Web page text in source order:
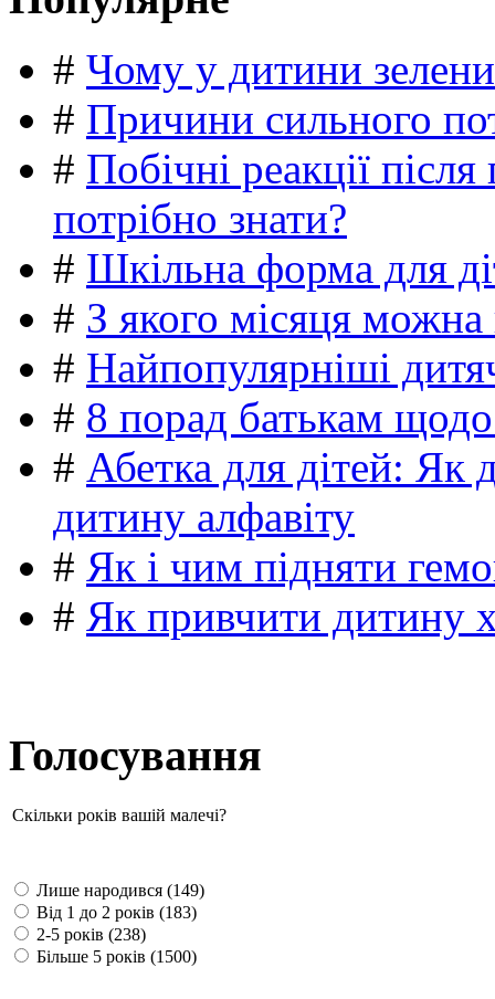
# Чому у дитини
# Причини сильного
# Побічні реакції
потрібно знати?
# Шкільна форма для
# З якого місяця можна
# Найпопулярніші
# 8 порад батькам
# Абетка для дітей: Як
дитину алфавіту
# Як і чим підняти
# Як привчити дитину
Голосування
Скільки років вашій малечі?
Лише народився (149)
Від 1 до 2 років (183)
2-5 років (238)
Більше 5 років (1500)